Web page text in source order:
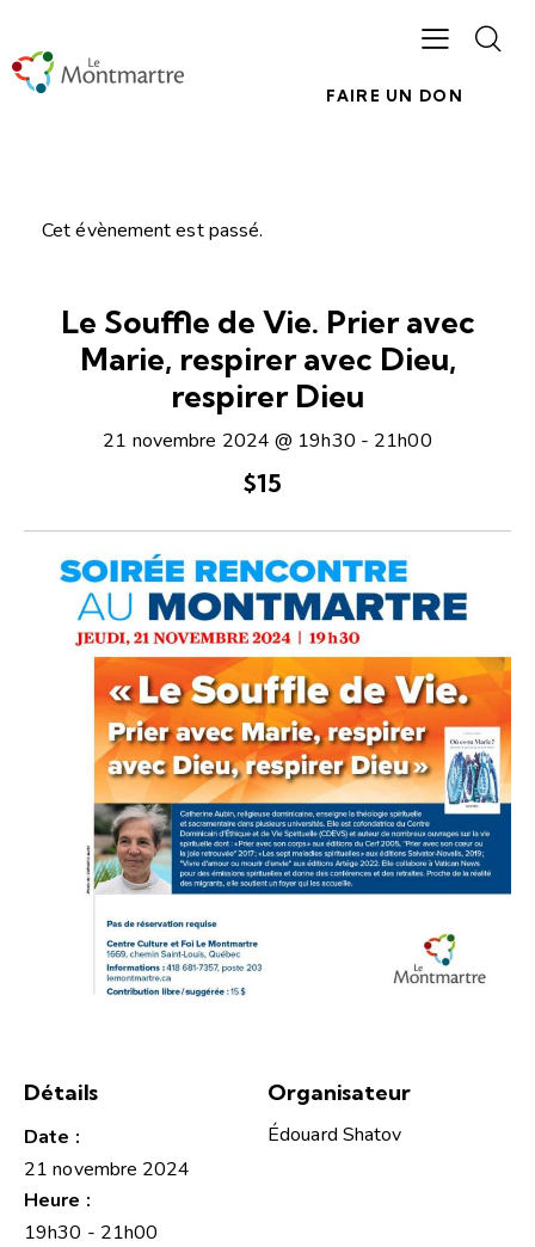
FAIRE UN DON
Cet évènement est passé.
Le Souffle de Vie. Prier avec
Marie, respirer avec Dieu,
respirer Dieu
21 novembre 2024 @ 19h30 - 21h00
$15
Détails
Date :
21 novembre 2024
Heure :
19h30 - 21h00
Organisateur
Édouard Shatov